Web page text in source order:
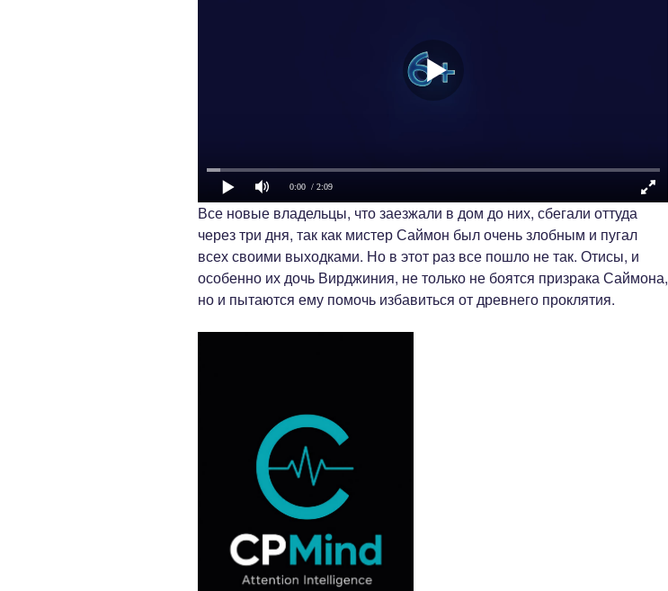
0:00 / 2:09
Все новые владельцы, что заезжали в дом до них, сбегали оттуда
через три дня, так как мистер Саймон был очень злобным и пугал
всех своими выходками. Но в этот раз все пошло не так. Отисы, и
особенно их дочь Вирджиния, не только не боятся призрака Саймона,
но и пытаются ему помочь избавиться от древнего проклятия.